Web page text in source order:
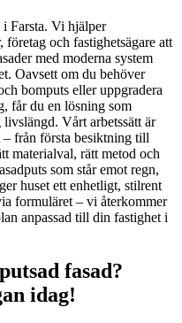
Farsta. Vi hjälper
företag och fastighetsägare att
med moderna system
Oavsett om du behöver
bomputs eller uppgradera
får du en lösning som
Vårt arbetssätt är
– från första besiktning till
materialval, rätt metod och
som står emot regn,
huset ett enhetligt, stilrent
formuläret – vi återkommer
anpassad till din fastighet i
fasad?
idag!